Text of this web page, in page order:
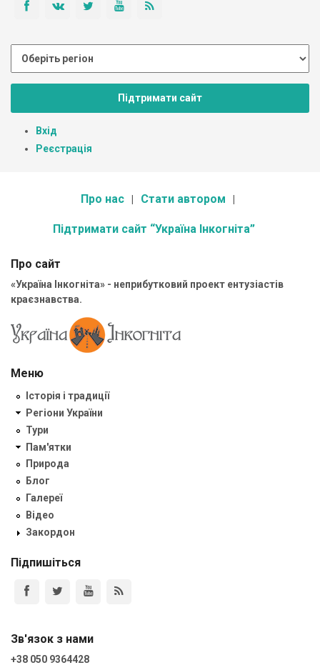
Підтримати сайт
Вхід
Реєстрація
Про нас Стати автором
Підтримати сайт “Україна Інкогніта”
Про сайт
«Україна Інкогніта» - неприбутковий проект ентузіастів
краєзнавства.
Меню
Історія і традиції
Регіони України
Тури
Пам'ятки
Природа
Блог
Галереї
Відео
Закордон
Підпишіться
Зв'язок з нами
+38 050 9364428